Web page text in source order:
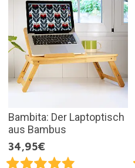
Bambita: Der Laptoptisch
aus Bambus
34,95€